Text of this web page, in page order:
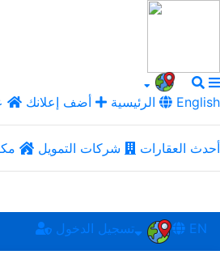
الرئيسية أضف إعلانك English
أحدث العقارات شركات التمويل
تسجيل الدخول EN